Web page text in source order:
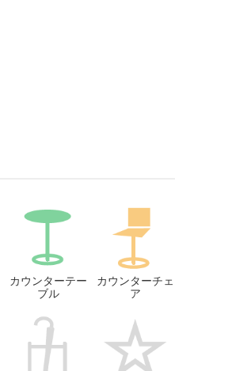
カウンターテー
ブル
カウンターチェ
ア